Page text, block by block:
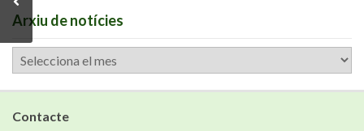
Arxiu de notícies
Arxiu
de
notícies
Contacte